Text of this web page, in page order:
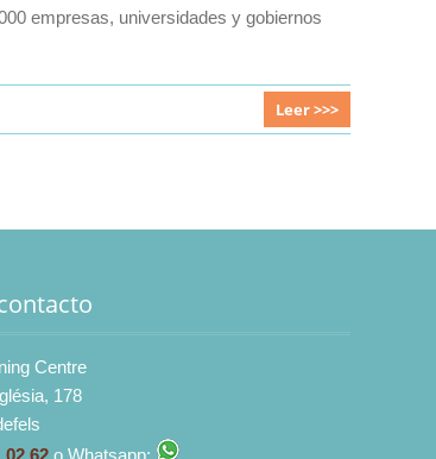
empresas, universidades y gobiernos
Leer >>>
Centre
178
02 62o Whatsapp: